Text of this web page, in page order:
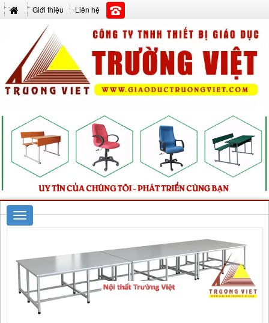
Giới thiệu Liên hệ